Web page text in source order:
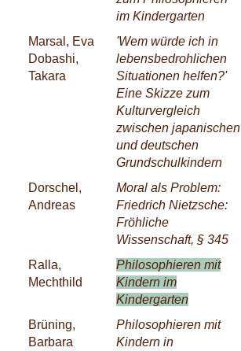
im Kindergarten
Marsal, Eva
Dobashi,
Takara
'Wem würde ich in
lebensbedrohlichen
Situationen helfen?'
Eine Skizze zum
Kulturvergleich
zwischen japanischen
und deutschen
Grundschulkindern
Dorschel,
Andreas
Moral als Problem:
Friedrich Nietzsche:
Fröhliche
Wissenschaft, § 345
Ralla,
Mechthild
Philosophieren mit
Kindern im
Kindergarten
Brüning,
Barbara
Philosophieren mit
Kindern in